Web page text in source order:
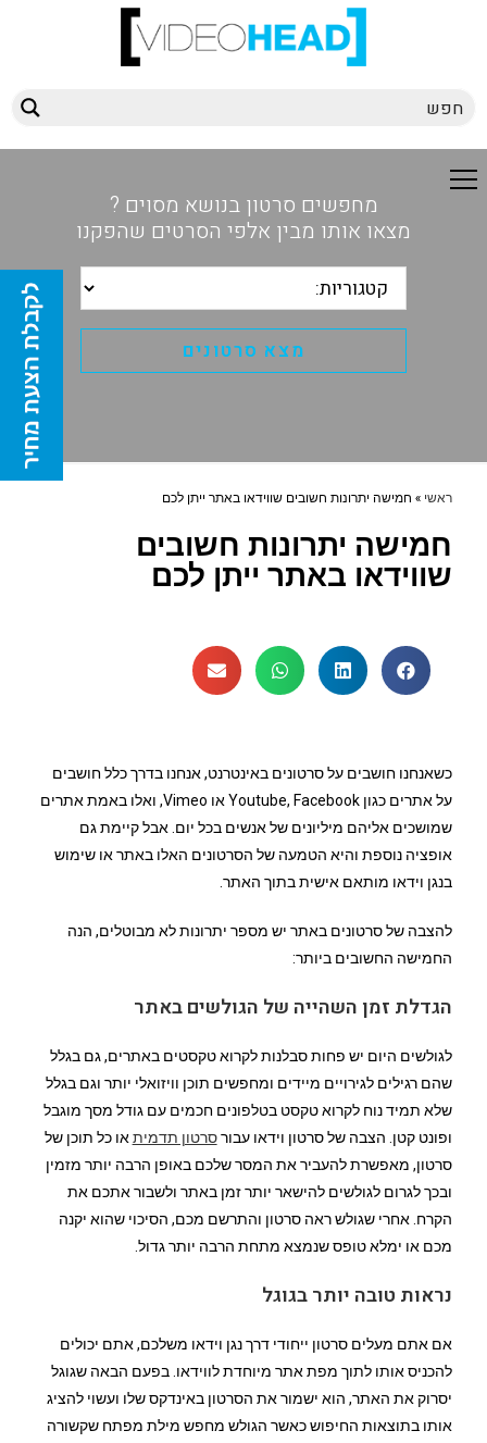
מחפשים סרטון בנושא מסוים ?
מצאו אותו מבין אלפי הסרטים שהפקנו
ראשי » חמישה יתרונות חשובים שווידאו באתר ייתן לכם
חמישה יתרונות חשובים
שווידאו באתר ייתן לכם
כשאנחנו חושבים על סרטונים באינטרנט, אנחנו בדרך כלל חושבים
על אתרים כגון Youtube, Facebook או Vimeo, ואלו באמת אתרים
שמושכים אליהם מיליונים של אנשים בכל יום. אבל קיימת גם
אופציה נוספת והיא הטמעה של הסרטונים האלו באתר או שימוש
בנגן וידאו מותאם אישית בתוך האתר.
להצבה של סרטונים באתר יש מספר יתרונות לא מבוטלים, הנה
החמישה החשובים ביותר:
הגדלת זמן השהייה של הגולשים באתר
לגולשים היום יש פחות סבלנות לקרוא טקסטים באתרים, גם בגלל
שהם רגילים לגירויים מיידים ומחפשים תוכן וויזואלי יותר וגם בגלל
שלא תמיד נוח לקרוא טקסט בטלפונים חכמים עם גודל מסך מוגבל
ופונט קטן. הצבה של סרטון וידאו עבורסרטון תדמיתאו כל תוכן של
סרטון, מאפשרת להעביר את המסר שלכם באופן הרבה יותר מזמין
ובכך לגרום לגולשים להישאר יותר זמן באתר ולשבור אתכם את
הקרח. אחרי שגולש ראה סרטון והתרשם מכם, הסיכוי שהוא יקנה
מכם או ימלא טופס שנמצא מתחת הרבה יותר גדול.
נראות טובה יותר בגוגל
אם אתם מעלים סרטון ייחודי דרך נגן וידאו משלכם, אתם יכולים
להכניס אותו לתוך מפת אתר מיוחדת לווידאו. בפעם הבאה שגוגל
יסרוק את האתר, הוא ישמור את הסרטון באינדקס שלו ועשוי להציג
אותו בתוצאות החיפוש כאשר הגולש מחפש מילת מפתח שקשורה